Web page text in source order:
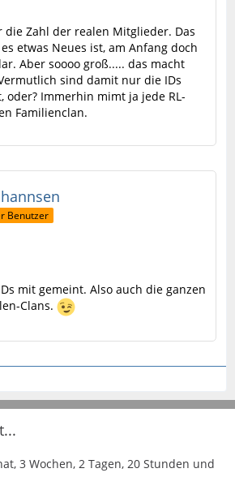
Zahl der realen Mitglieder. Das
etwas Neues ist, am Anfang doch
Aber soooo groß..... das macht
sind damit nur die IDs
oder? Immerhin mimt ja jede RL-
Familienclan.
Benutzer
mit gemeint. Also auch die ganzen
Clans.
3 Wochen, 2 Tagen, 20 Stunden und